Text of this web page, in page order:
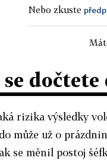
Nebo zkuste
se dočtete
rizika výsledky
může už o
se měnil postoj